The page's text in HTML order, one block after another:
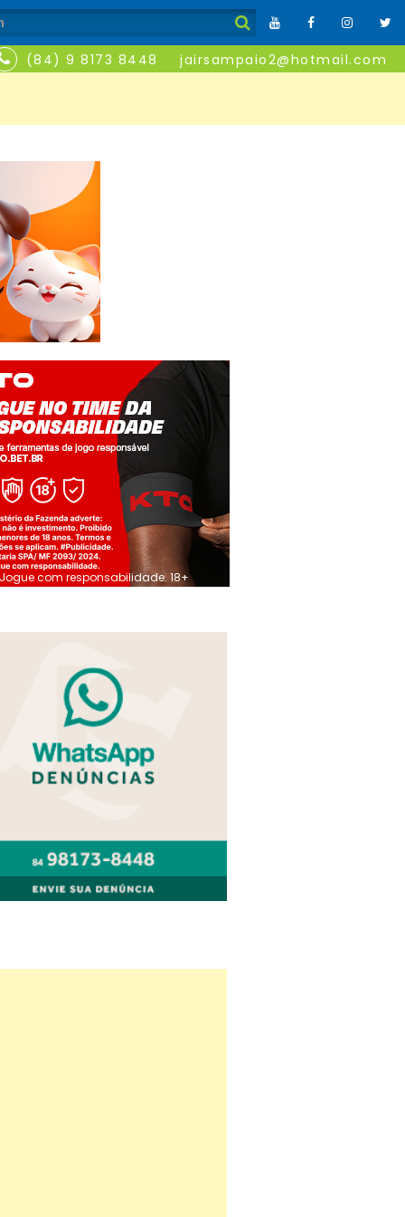
(84) 9 8173 8448 jairsampaio2@hotmail.com
Jogue com responsabilidade. 18+